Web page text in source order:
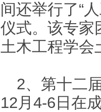
间还举行了“
仪式。该专家
土木工程学会
2、第十二
12月4-6日在